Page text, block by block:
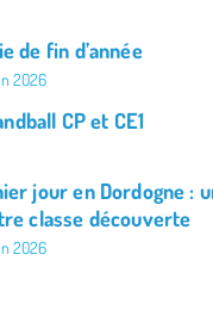
de fin d’année
2026
CP et CE1
jour en Dordogne :
classe découverte
2026